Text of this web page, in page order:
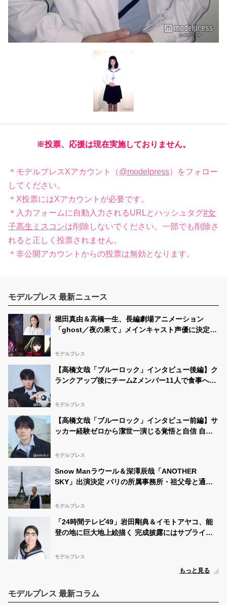
※投票、応援は現在実施しておりません。
＊モデルプレスXアカウント（@modelpress）をフォロー
してください。
＊X投票にはXアカウントが必要です。
＊入力フォームに自動入力されるURLとハッシュタグ#女
子高生ミスコンは削除しないでください。一部でも削除さ
れると正しく投票されません。
＊非公開アカウントからの投票は無効となります。
モデルプレス 最新ニュース
堀田真由＆高橋一生、長編劇場アニメーション
「ghost／夜の果て」メインキャスト声優に決定
感情を思い出しました」
モデルプレス
【高橋文哉「ブルーロック」インタビュー後編】ク
ランクアップ後にチームZメンバー11人で食事へ
カー明かす
モデルプレス
【高橋文哉「ブルーロック」インタビュー前編】サ
ッカー経験ゼロから潔世一演じる覚悟と自信 自分
トでしたが」
モデルプレス
Snow Manラウール＆深澤辰哉「ANOTHER
SKY」出演決定 パリの所属事務所・祖父母と通っ
モデルプレス
「24時間テレビ49」岩田剛典＆イモトアヤコ、能
登の地に巨大地上絵描く 完成披露にはサプライズ
モデルプレス
もっと見る
モデルプレス 最新コラム